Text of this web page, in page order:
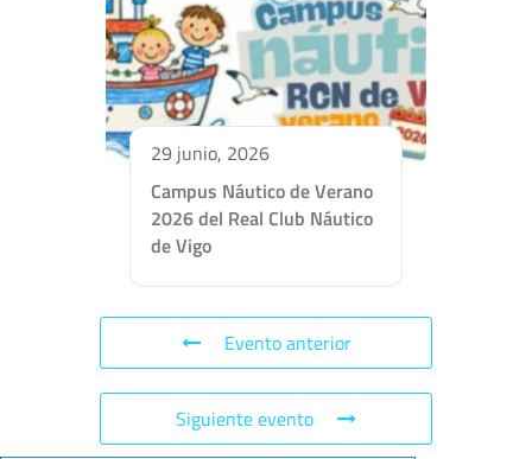
29 junio, 2026
Campus Náutico de Verano
2026 del Real Club Náutico
de Vigo
Evento anterior
Siguiente evento